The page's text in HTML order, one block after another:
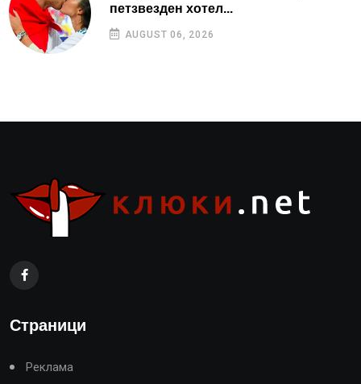
петзвезден хотел...
AUGUST 06, 2026
Страници
Реклама